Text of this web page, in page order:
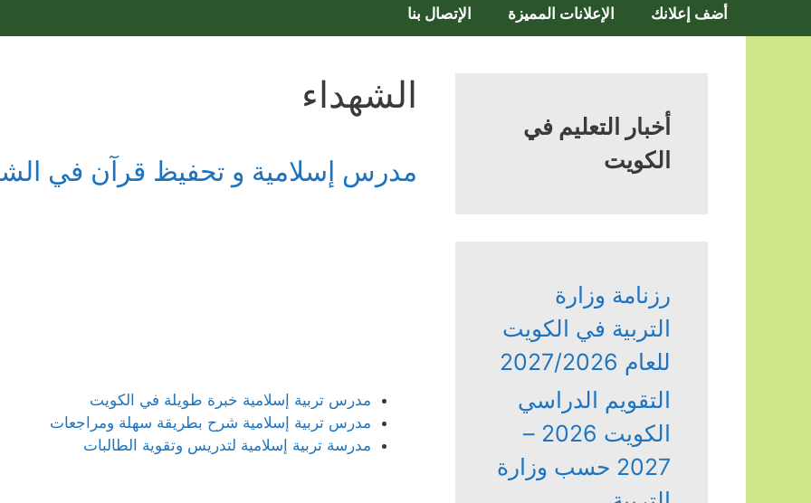
أضف إعلانك الإعلانات المميزة الإتصال بنا
الشهداء
مدرس إسلامية و تحفيظ قرآن في
مدرس تربية إسلامية خبرة طويلة في الكويت
مدرس تربية إسلامية شرح بطريقة سهلة ومراجعات
مدرسة تربية إسلامية لتدريس وتقوية الطالبات
أخبار التعليم في
الكويت
رزنامة وزارة
التربية في الكويت
للعام 2027/2026
التقويم الدراسي
الكويت 2026 –
2027 حسب وزارة